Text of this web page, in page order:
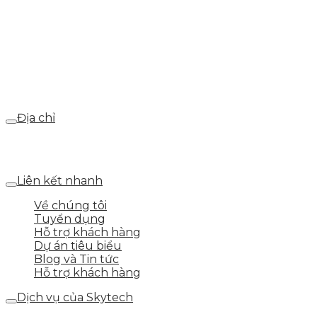
Địa chỉ
Liên kết nhanh
Về chúng tôi
Tuyển dụng
Hỗ trợ khách hàng
Dự án tiêu biểu
Blog và Tin tức
Hỗ trợ khách hàng
Dịch vụ của Skytech